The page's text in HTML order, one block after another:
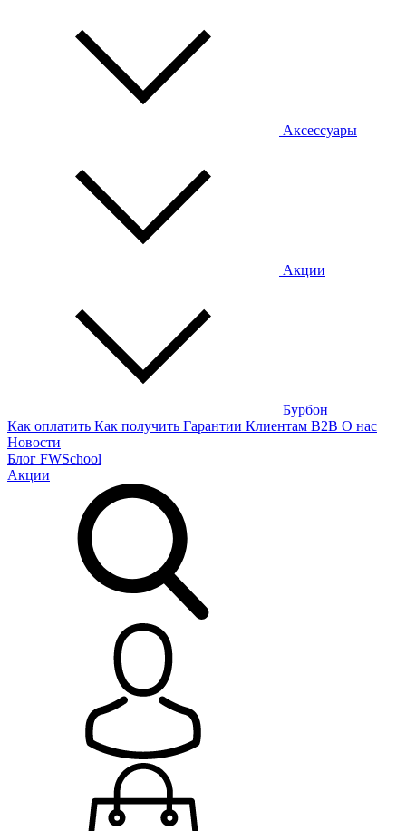
Аксессуары
Акции
Бурбон
Как оплатить Как получить Гарантии Клиентам B2B О нас
Новости
Блог FWSchool
Акции